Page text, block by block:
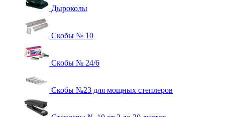
Дыроколы
Скобы № 10
Скобы № 24/6
Скобы №23 для мощных степлеров